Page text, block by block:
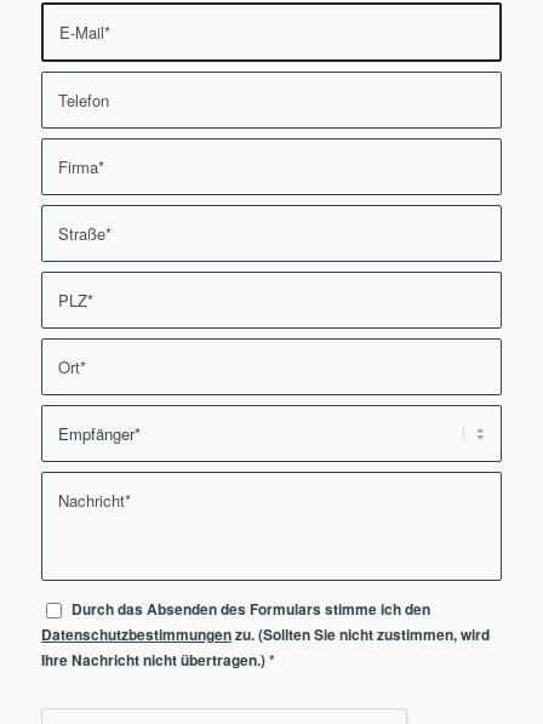
Durch das Absenden des Formulars stimme ich den
Datenschutzbestimmungenzu. (Sollten Sie nicht zustimmen, wird
Ihre Nachricht nicht übertragen.)*